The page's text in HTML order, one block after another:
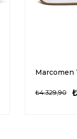
₺4.329,90